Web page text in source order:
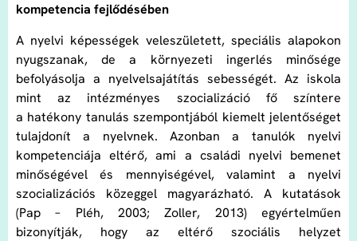
kompetencia fejlődésében
A nyelvi képességek veleszületett, speciális alapokon
nyugszanak, de a környezeti ingerlés minősége
befolyásolja a nyelvelsajátítás sebességét. Az iskola
mint az intézményes szocializáció fő színtere
a hatékony tanulás szempontjából kiemelt jelentőséget
tulajdonít a nyelvnek. Azonban a tanulók nyelvi
kompetenciája eltérő, ami a családi nyelvi bemenet
minőségével és mennyiségével, valamint a nyelvi
szocializációs közeggel magyarázható. A kutatások
(Pap – Pléh, 2003; Zoller, 2013) egyértelműen
bizonyítják, hogy az eltérő szociális helyzet